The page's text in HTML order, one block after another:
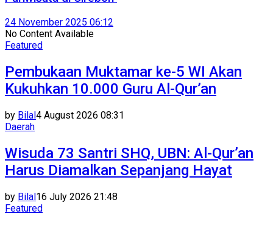
24 November 2025 06:12
No Content Available
Featured
Pembukaan Muktamar ke-5 WI Akan
Kukuhkan 10.000 Guru Al-Qur’an
by Bilal4 August 2026 08:31
Daerah
Wisuda 73 Santri SHQ, UBN: Al-Qur’an
Harus Diamalkan Sepanjang Hayat
by Bilal16 July 2026 21:48
Featured